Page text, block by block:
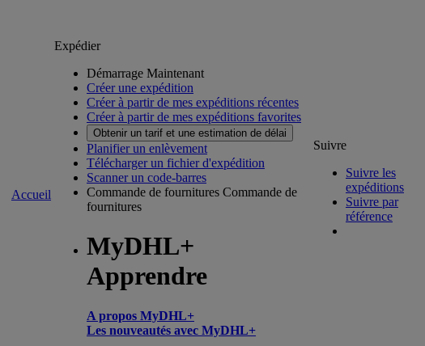
Accueil
Expédier
Démarrage Maintenant
Créer une expédition
Créer à partir de mes expéditions récentes
Créer à partir de mes expéditions favorites
Obtenir un tarif et une estimation de délai
Planifier un enlèvement
Télécharger un fichier d'expédition
Scanner un code-barres
Commande de fournitures Commande de
fournitures
MyDHL+
Apprendre
A propos MyDHL+
Les nouveautés avec MyDHL+
Suivre
Suivre les
expéditions
Suivre par
référence